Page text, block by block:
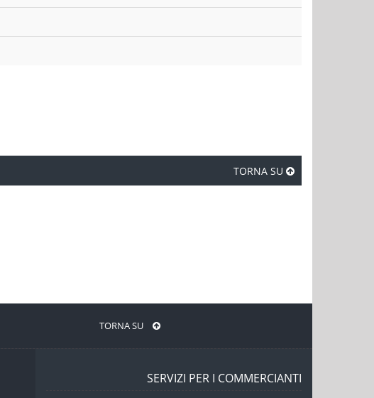
TORNA SU
TORNA SU
SERVIZI PER I COMMERCIANTI